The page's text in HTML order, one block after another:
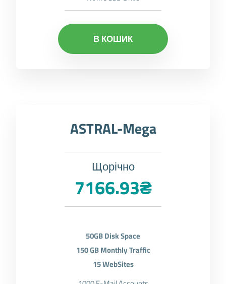
В КОШИК
ASTRAL-Mega
Щорічно
7166.93₴
50GB Disk Space
150 GB Monthly Traffic
15 WebSites